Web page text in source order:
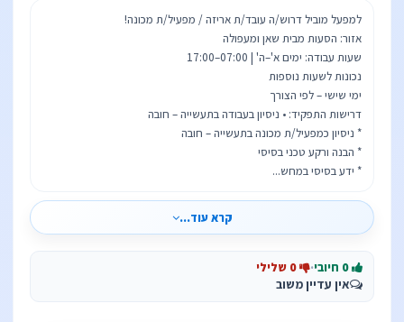
* ידע בסיסי במחש...
קרא עוד...
·
אין עדיין משוב